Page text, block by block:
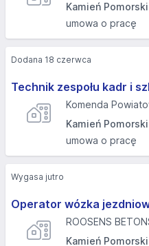
Kamień
umowa o pracę
Technik zespołu kadr i
Komenda
Kamień
umowa o pracę
Dodana 18 czerwca
Operator wózka
ROOSENS
Kamień
Wygasa jutro